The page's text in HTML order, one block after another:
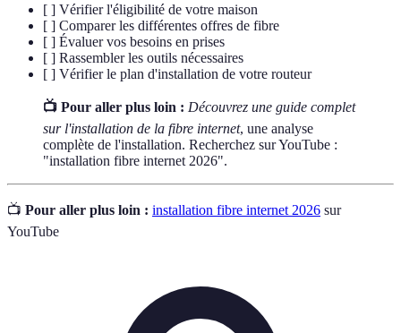
[ ] Vérifier l'éligibilité de votre maison
[ ] Comparer les différentes offres de fibre
[ ] Évaluer vos besoins en prises
[ ] Rassembler les outils nécessaires
[ ] Vérifier le plan d'installation de votre routeur
📺 Pour aller plus loin : Découvrez une guide complet
sur l'installation de la fibre internet, une analyse
complète de l'installation. Recherchez sur YouTube :
"installation fibre internet 2026".
📺 Pour aller plus loin : installation fibre internet 2026 sur
YouTube